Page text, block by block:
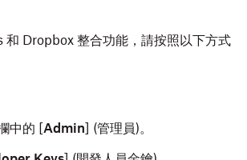
和 Dropbox 整合功能，請按照以下方式
中的 [Admin] (管理員)。